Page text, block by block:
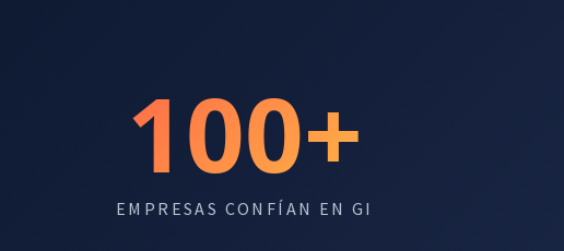
100+
EMPRESAS CONFÍAN EN GI